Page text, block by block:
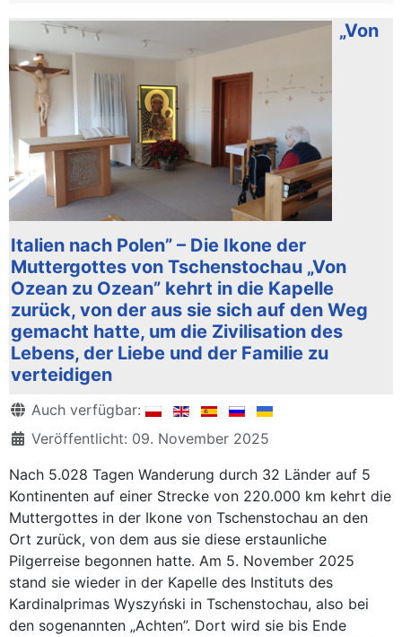
„Von
Italien nach Polen” – Die Ikone der
Muttergottes von Tschenstochau „Von
Ozean zu Ozean” kehrt in die Kapelle
zurück, von der aus sie sich auf den Weg
gemacht hatte, um die Zivilisation des
Lebens, der Liebe und der Familie zu
verteidigen
Details
Auch verfügbar:
Veröffentlicht: 09. November 2025
Nach 5.028 Tagen Wanderung durch 32 Länder auf 5
Kontinenten auf einer Strecke von 220.000 km kehrt die
Muttergottes in der Ikone von Tschenstochau an den
Ort zurück, von dem aus sie diese erstaunliche
Pilgerreise begonnen hatte. Am 5. November 2025
stand sie wieder in der Kapelle des Instituts des
Kardinalprimas Wyszyński in Tschenstochau, also bei
den sogenannten „Achten”. Dort wird sie bis Ende